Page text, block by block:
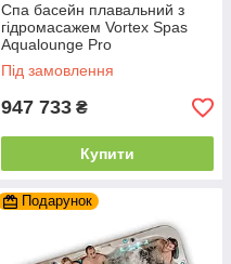
Спа басейн плавальний з
гідромасажем Vortex Spas
Aqualounge Pro
Під замовлення
947 733 ₴
Купити
Подарунок